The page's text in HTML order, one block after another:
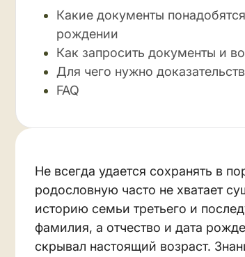
Какие документы
рождении
Как запросить документы и
Для чего нужно
FAQ
Не всегда удается сохранять в
родословную часто не хватает
историю семьи третьего и
фамилия, а отчество и дата
скрывал настоящий возраст.